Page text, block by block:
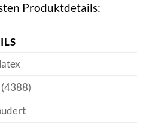
Produktdetails: